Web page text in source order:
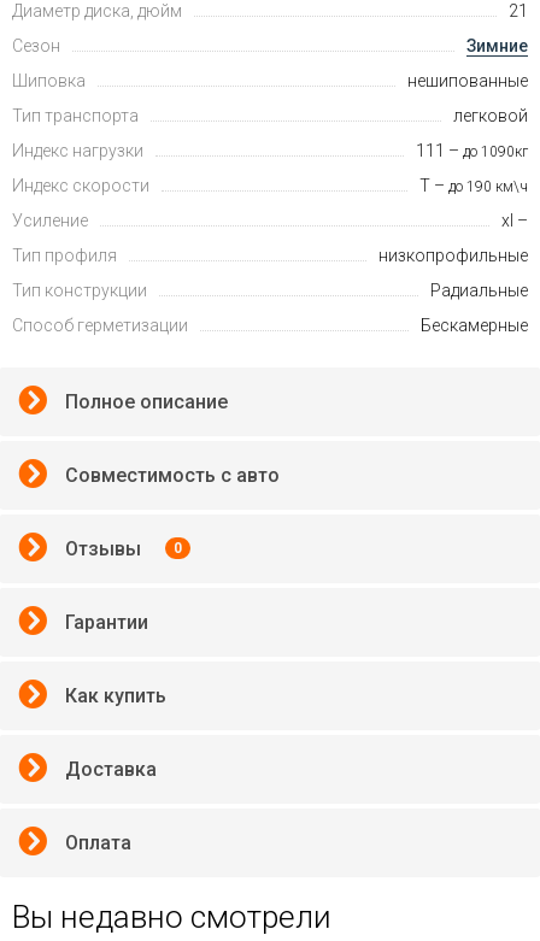
Диаметр диска, дюйм
21
Сезон
Зимние
Шиповка
нешипованные
Тип транспорта
легковой
Индекс нагрузки
111 – до 1090кг
Индекс скорости T – до 190 км\ч
Усиление
xl –
Тип профиля
низкопрофильные
Тип конструкции
Радиальные
Способ герметизации
Бескамерные
Полное описание
Совместимость с авто
Отзывы 0
Гарантии
Как купить
Доставка
Оплата
Вы недавно смотрели